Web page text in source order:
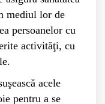
mediul lor de
persoanelor cu
activităţi, cu
acele
pentru a se